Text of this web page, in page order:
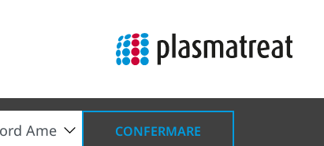
CONFERMARE